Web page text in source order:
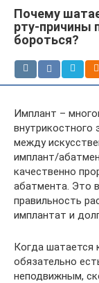
Почему
рту-причины
бороться?
Имплант –
внутрикостного
между
имплант/
качественно
абатмента. Это
правильность
имплантат и
Когда шатается
обязательно
неподвижным,